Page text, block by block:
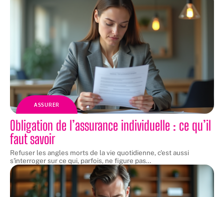
ASSURER
Obligation de l’assurance individuelle : ce qu’il
faut savoir
Refuser les angles morts de la vie quotidienne, c'est aussi
s'interroger sur ce qui, parfois, ne figure pas…